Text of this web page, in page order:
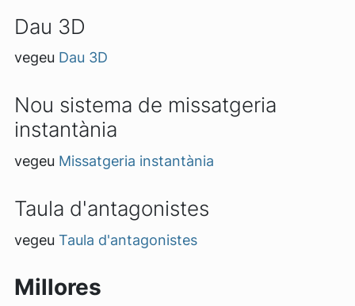
Dau 3D
vegeu Dau 3D
Nou sistema de missatgeria
instantània
vegeu Missatgeria instantània
Taula d'antagonistes
vegeu Taula d'antagonistes
Millores